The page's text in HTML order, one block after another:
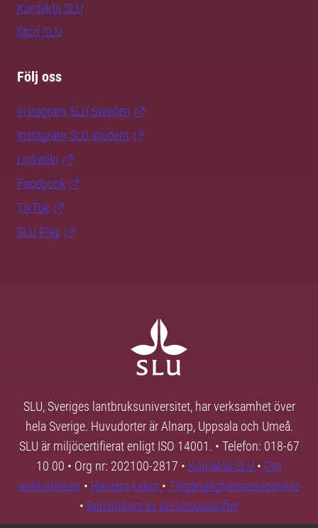
Kontakta SLU
Stöd SLU
Följ oss
Instagram SLU.Sweden
Instagram SLU.student
LinkedIn
Facebook
TikTok
SLU Play
SLU, Sveriges lantbruksuniversitet, har verksamhet över
hela Sverige. Huvudorter är Alnarp, Uppsala och Umeå.
SLU är miljöcertifierat enligt ISO 14001. • Telefon: 018-67
10 00 • Org nr: 202100-2817 • Kontakta SLU • Om
webbplatsen • Hantera kakor • Tillgänglighetsredogörelse
• Behandling av personuppgifter